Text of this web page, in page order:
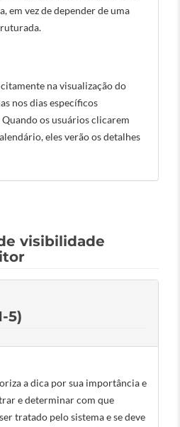
em vez de depender de uma
na visualização do
nos dias específicos
os usuários clicarem
eles verão os detalhes
visibilidade
5)
a dica por sua importância e
e determinar com que
tratado pelo sistema e se deve